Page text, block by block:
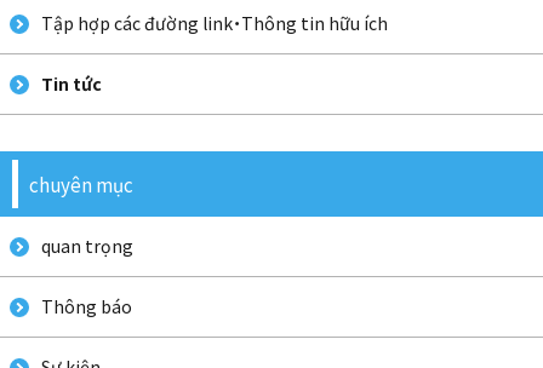
Tập hợp các đường link・Thông tin hữu ích
Tin tức
chuyên mục
quan trọng
Thông báo